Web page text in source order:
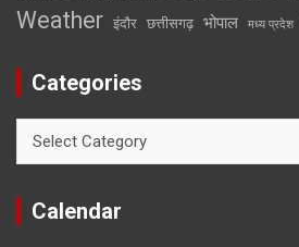
Weather इंदौर छत्तीसगढ़ भोपाल मध्य प्रदेश
Categories
Calendar